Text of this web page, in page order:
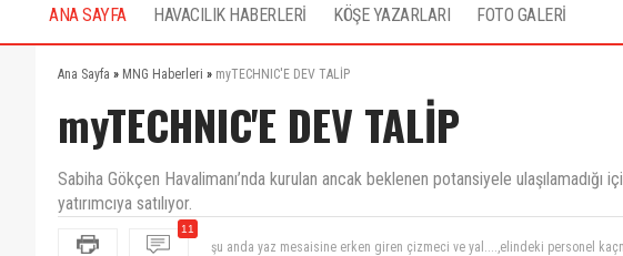
ANA SAYFA HAVACILIK HABERLERİ KÖŞE YAZARLARI FOTO GALERİ
Ana Sayfa » MNG Haberleri » myTECHNIC'E DEV TALİP
myTECHNIC'E DEV TALİP
Sabiha Gökçen Havalimanı’nda kurulan ancak beklenen potansiyele ulaşılamadığı
yatırımcıya satılıyor.
11
hadi hayırlı olsun satıldı iş bitti bu gün